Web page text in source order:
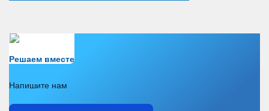
Решаем вместе
Напишите нам